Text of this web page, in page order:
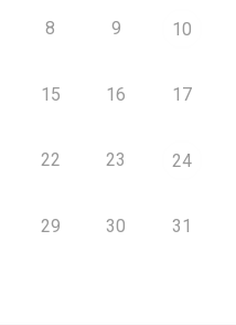
8 9 10
15 16 17
22 23 24
29 30 31